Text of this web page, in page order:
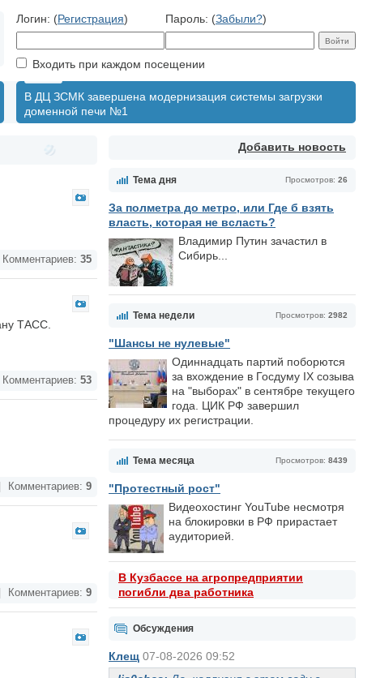
Логин: (Регистрация) Пароль: (Забыли?)
Входить при каждом посещении
В ДЦ ЗСМК завершена модернизация системы загрузки
доменной печи №1
Добавить новость
Просмотров: 26
Тема дня
За полметра до метро, или Где б взять
власть, которая не всласть?
Владимир Путин зачастил в
Сибирь...
Просмотров: 2982
Тема недели
"Шансы не нулевые"
Одиннадцать партий поборются
за вхождение в Госдуму IX созыва
на "выборах" в сентябре текущего
года. ЦИК РФ завершил
процедуру их регистрации.
Просмотров: 8439
Тема месяца
"Протестный рост"
Видеохостинг YouTube несмотря
на блокировки в РФ прирастает
аудиторией.
В Кузбассе на агропредприятии
погибли два работника
Обсуждения
Клещ 07-08-2026 09:52
Комментариев: 35
ТАСС.
Комментариев: 53
Комментариев: 9
Комментариев: 9